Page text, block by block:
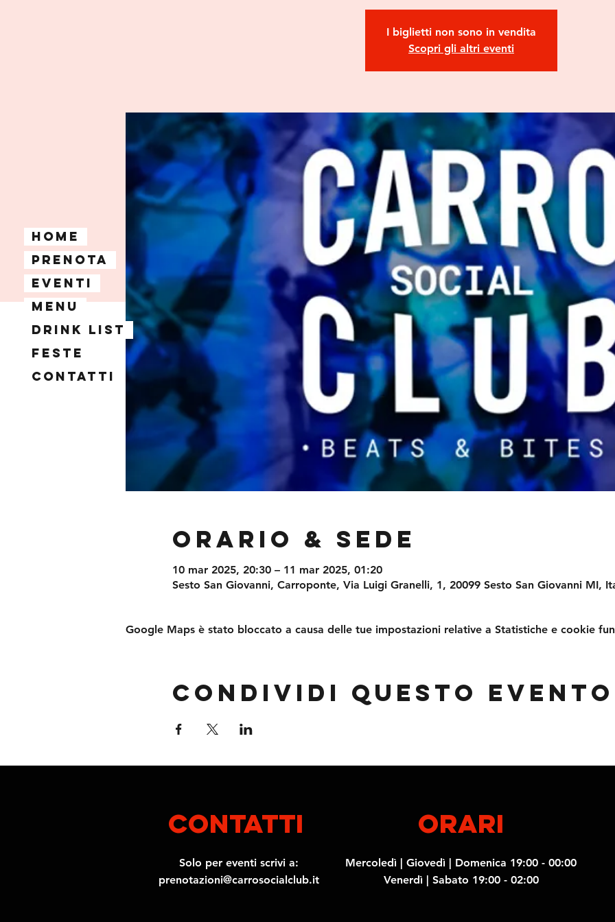
Home
Prenota
Eventi
Menu
Drink List
Feste
Contatti
I biglietti non sono in vendita
Scopri gli altri eventi
Orario & Sede
10 mar 2025, 20:30 – 11 mar 2025, 01:20
Sesto San Giovanni, Carroponte, Via Luigi Granelli, 1, 20099 Sesto San Giovanni MI,
Google Maps è stato bloccato a causa delle tue impostazioni relative a Statistiche e cookie
Condividi questo evento
contatti
Solo per eventi scrivi a:
prenotazioni@carrosocialclub.it
ORARI
Mercoledì | Giovedì | Domenica 19:00 - 00:00
Venerdì | Sabato 19:00 - 02:00